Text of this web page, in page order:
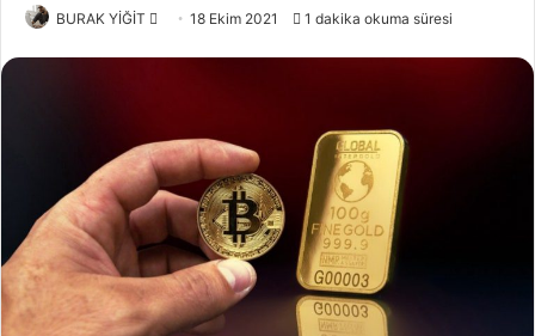
BURAK YİĞİT 18 Ekim 2021 1 dakika okuma süresi